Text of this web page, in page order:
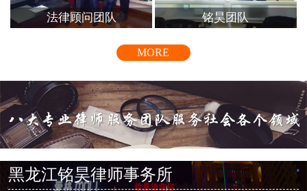
法律顾问团队 铭昊团队
MORE
黑龙江铭昊律师事务所